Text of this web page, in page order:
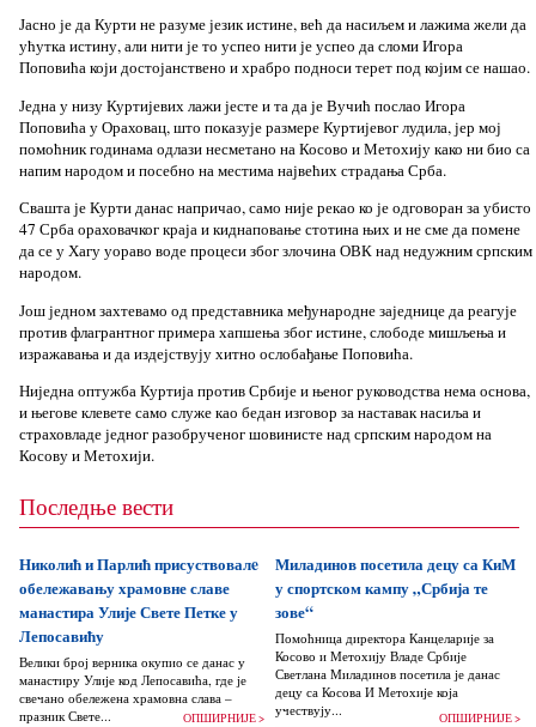
Јасно је да Курти не разуме језик истине, већ да насиљем и лажима жели да
ућутка истину, али нити је то успео нити је успео да сломи Игора
Поповића који достојанствено и храбро подноси терет под којим се нашао.
Једна у низу Куртијевих лажи јесте и та да је Вучић послао Игора
Поповића у Ораховац, што показује размере Куртијевог лудила, јер мој
помоћник годинама одлази несметано на Косово и Метохију како ни био са
напим народом и посебно на местима највећих страдања Срба.
Свашта је Курти данас напричао, само није рекао ко је одговоран за убисто
47 Срба ораховачког краја и киднаповање стотина њих и не сме да помене
да се у Хагу уораво воде процеси због злочина ОВК над недужним српским
народом.
Још једном захтевамо од представника међународне заједнице да реагује
против флагрантног примера хапшења због истине, слободе мишљења и
изражавања и да издејствују хитно ослобађање Поповића.
Ниједна оптужба Куртија против Србије и њеног руководства нема основа,
и његове клевете само служе као бедан изговор за наставак насиља и
страховладе једног разобрученог шовинисте над српским народом на
Косову и Метохији.
Последње вести
Николић и Парлић присуствовалe
обележавању храмовне славе
манастира Улије Свете Петке у
Лепосавићу
Велики број верника окупио се данас у
манастиру Улије код Лепосавића, где је
свечано обележена храмовна слава –
празник Свете...
ОПШИРНИЈЕ >
Миладинов посетила децу са КиМ
у спортском кампу „Србија те
зове“
Помоћница директора Канцеларије за
Косово и Метохију Владе Србије
Светлана Миладинов посетила је данас
децу са Косова И Метохије која
учествују...
ОПШИРНИЈЕ >